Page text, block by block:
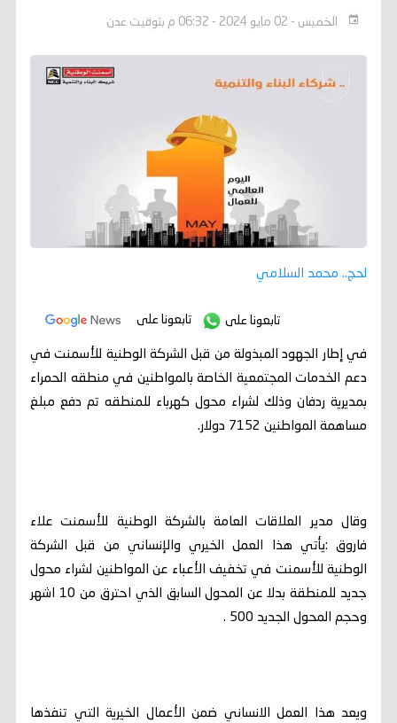
الخميس - 02 مايو 2024 - 06:32 م بتوقيت عدن
لحج.. محمد السلامي
تابعونا على تابعونا على
في إطار الجهود المبذولة من قبل الشركة الوطنية للأسمنت في
دعم الخدمات المجتمعية الخاصة بالمواطنين في منطقه الحمراء
بمديرية ردفان وذلك لشراء محول كهرباء للمنطقه تم دفع مبلغ
مساهمة المواطنين 7152 دولار.
وقال مدير العلاقات العامة بالشركة الوطنية للأسمنت علاء
فاروق :يأتي هذا العمل الخيري والإنساني من قبل الشركة
الوطنية للأسمنت في تخفيف الأعباء عن المواطنين لشراء محول
جديد للمنطقة بدلا عن المحول السابق الذي احترق من 10 اشهر
وحجم المحول الجديد 500 .
ويعد هذا العمل الانساني ضمن الأعمال الخيرية التي تنفذها